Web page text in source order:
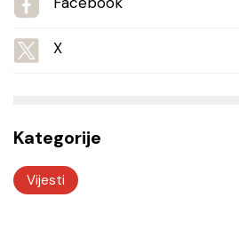
X
Kategorije
Vijesti